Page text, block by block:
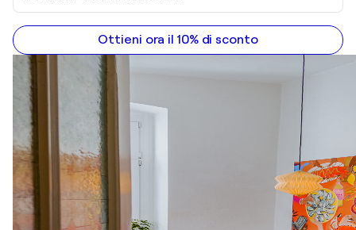
Ottieni ora il 10% di sconto